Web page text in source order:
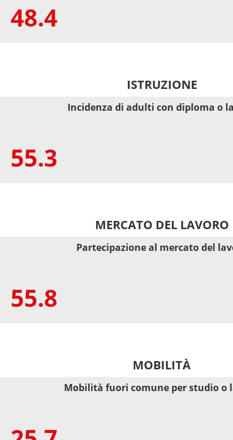
48.4
ISTRUZIONE
55.3
Incidenza di adulti con diploma o
MERCATO DEL LAVORO
55.8
Partecipazione al mercato del
MOBILITÀ
Mobilità fuori comune per studio o